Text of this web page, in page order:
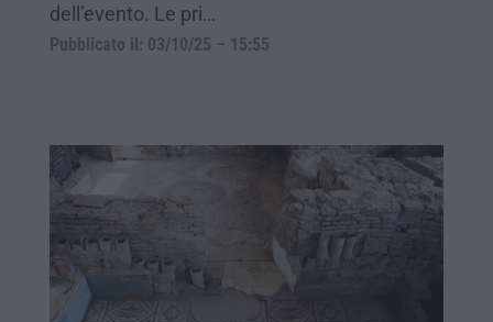
dell’evento. Le pri…
Pubblicato il: 03/10/25 – 15:55